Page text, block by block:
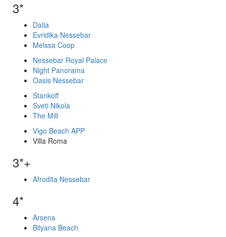
3*
Dalia
Evridika Nessebar
Melssa Coop
Nessebar Royal Palace
Night Panorama
Oasis Nessebar
Stankoff
Sveti Nikola
The Mill
Vigo Beach APP
Villa Roma
3*+
Afrodita Nessebar
4*
Arsena
Bilyana Beach